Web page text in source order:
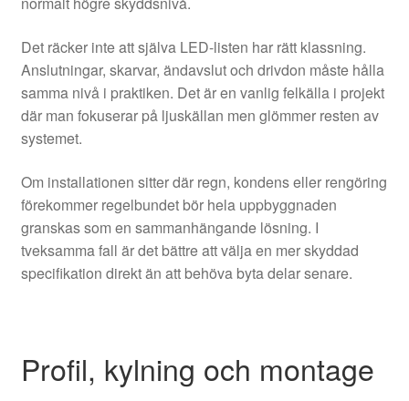
Det räcker inte att själva LED-listen har rätt klassning.
Anslutningar, skarvar, ändavslut och drivdon måste hålla
samma nivå i praktiken. Det är en vanlig felkälla i projekt
där man fokuserar på ljuskällan men glömmer resten av
systemet.
Om installationen sitter där regn, kondens eller rengöring
förekommer regelbundet bör hela uppbyggnaden
granskas som en sammanhängande lösning. I
tveksamma fall är det bättre att välja en mer skyddad
specifikation direkt än att behöva byta delar senare.
Profil, kylning och montage